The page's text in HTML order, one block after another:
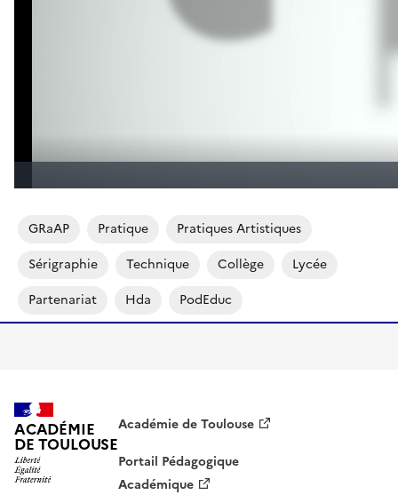
GRaAP Pratique
Pratiques Artistiques
Sérigraphie
Technique Collège
Lycée
Partenariat
Hda PodEduc
ACADÉMIE
DE TOULOUSE
Académie de Toulouse
Portail Pédagogique
Académique